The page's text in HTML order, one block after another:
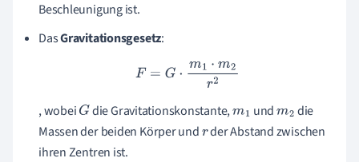
Beschleunigung ist.
DasGravitationsgesetz:
F= G⋅ m 1⋅m2r2
, wobeiG die Gravitationskonstante,m1 undm2 die
Massen der beiden Körper undrder Abstand zwischen
ihren Zentren ist.